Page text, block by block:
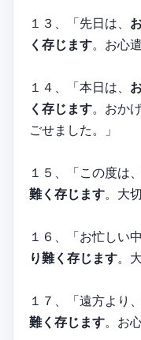
１３、「先日は、
く存じます。お心
１４、「本日は、
く存じます。おか
ごせました。」
１５、「この度は、
難く存じます。大
１６、「お忙しい中
り難く存じます。
１７、「遠方より、
難く存じます。お